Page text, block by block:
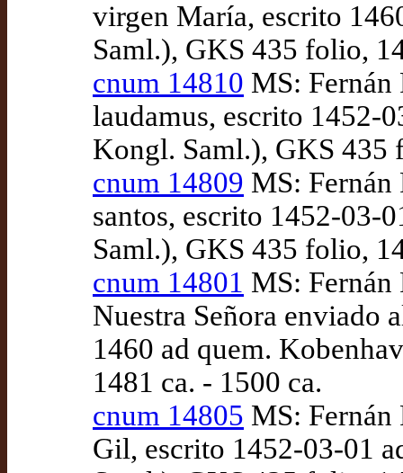
virgen María, escrito
Saml.), GKS 435 folio,
cnum 14810 MS: Fernán
laudamus, escrito 1452-
Kongl. Saml.), GKS 435
cnum 14809 MS: Fernán
santos, escrito 1452-03-
Saml.), GKS 435 folio,
cnum 14801 MS: Fernán
Nuestra Señora enviado
1460 ad quem.
1481 ca. - 1500 ca.
cnum 14805 MS: Fernán
Gil, escrito 1452-03-01